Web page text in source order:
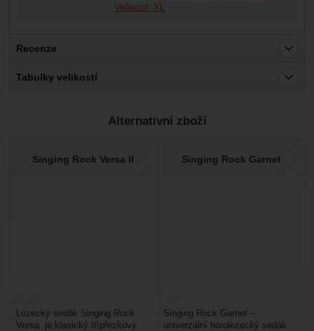
Velikost: XL
Recenze
Nebyla přidána žádná recenze.
Tabulky velikostí
Alternativní zboží
Singing Rock Versa II
Lezecký sedák Singing Rock
Versa je klasický třípřezkový
Singing Rock Garnet
Singing Rock Garnet –
univerzální horolezecký sedák